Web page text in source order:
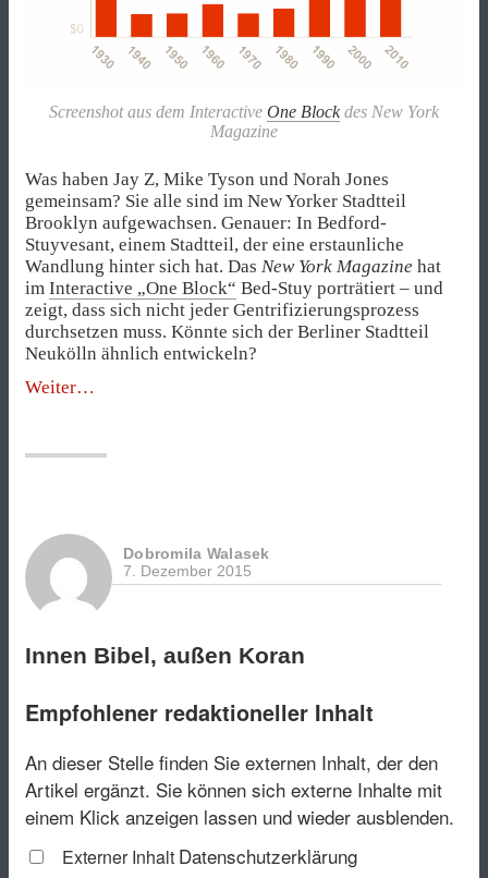
Screenshot aus dem Interactive One Blockdes New York
Magazine
Was haben Jay Z, Mike Tyson und Norah Jones
gemeinsam? Sie alle sind im New Yorker Stadtteil
Brooklyn aufgewachsen. Genauer: In Bedford-
Stuyvesant, einem Stadtteil, der eine erstaunliche
Wandlung hinter sich hat. Das New York Magazine hat
im Interactive „One Block“ Bed-Stuy porträtiert – und
zeigt, dass sich nicht jeder Gentrifizierungsprozess
durchsetzen muss. Könnte sich der Berliner Stadtteil
Neukölln ähnlich entwickeln?
Weiter„Was
von
zu
tun
hat“
Dobromila Walasek
7. Dezember 2015
Innen Bibel, außen Koran
Empfohlener redaktioneller Inhalt
An dieser Stelle finden Sie externen Inhalt, der den
Artikel ergänzt. Sie können sich externe Inhalte mit
einem Klick anzeigen lassen und wieder ausblenden.
Externer Inhalt Datenschutzerklärung